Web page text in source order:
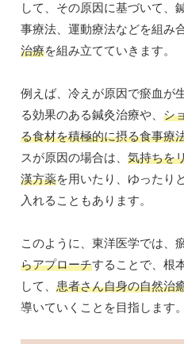
して、その原因に基づいて、
事療法、運動療法などを組み
治療を組み立てていきます。
例えば、冷えが原因で瘀血が
る効果のある鍼灸治療や、 シ
る食材を積極的に摂る食事療
スが原因の場合は、 気持ちを
漢方薬を用いたり、ゆったり
入れることもあります。
このように、東洋医学では、
らアプローチすることで、根
して、 患者さん自身の自然治
導いていくことを目指します。